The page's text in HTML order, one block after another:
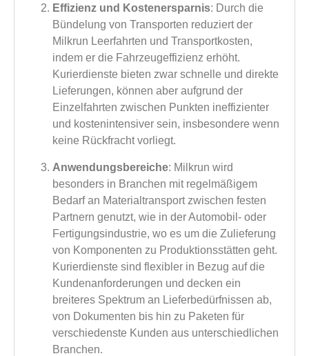
Effizienz und Kostenersparnis: Durch die
Bündelung von Transporten reduziert der
Milkrun Leerfahrten und Transportkosten,
indem er die Fahrzeugeffizienz erhöht.
Kurierdienste bieten zwar schnelle und direkte
Lieferungen, können aber aufgrund der
Einzelfahrten zwischen Punkten ineffizienter
und kostenintensiver sein, insbesondere wenn
keine Rückfracht vorliegt.
Anwendungsbereiche: Milkrun wird
besonders in Branchen mit regelmäßigem
Bedarf an Materialtransport zwischen festen
Partnern genutzt, wie in der Automobil- oder
Fertigungsindustrie, wo es um die Zulieferung
von Komponenten zu Produktionsstätten geht.
Kurierdienste sind flexibler in Bezug auf die
Kundenanforderungen und decken ein
breiteres Spektrum an Lieferbedürfnissen ab,
von Dokumenten bis hin zu Paketen für
verschiedenste Kunden aus unterschiedlichen
Branchen.